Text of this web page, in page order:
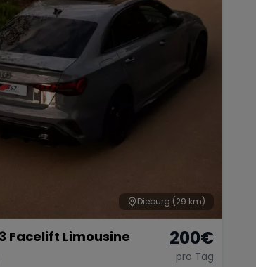
Dieburg (29 km)
Facelift Limousine 200€
pro Tag